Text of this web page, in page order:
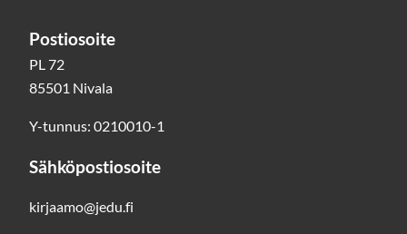
Postiosoite
PL 72
85501 Nivala
Y-tunnus: 0210010-1
Sähköpostiosoite
kirjaamo@jedu.fi